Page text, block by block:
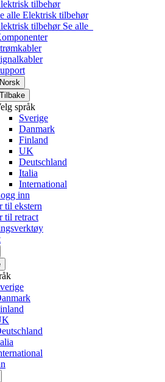
tilbehør
alle Elektrisk tilbehør
tilbehør Se alle
Norsk
Tilbake
språk
Sverige
Danmark
Finland
UK
Deutschland
Italia
International
inn
til ekstern
til retract